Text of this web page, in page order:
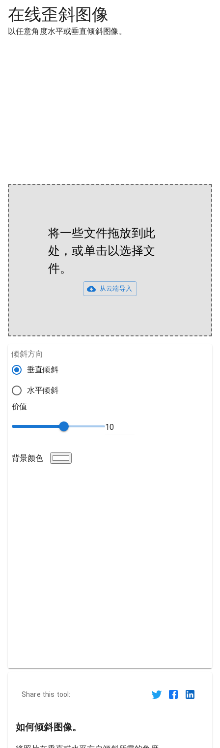
在线歪斜图像
以任意角度水平或垂直倾斜图像。
将一些文件拖放到此
处，或单击以选择文
件。
从云端导入
倾斜方向
垂直倾斜
水平倾斜
价值
背景颜色
Share this tool:
如何倾斜图像。